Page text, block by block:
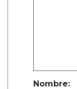
Nombre: